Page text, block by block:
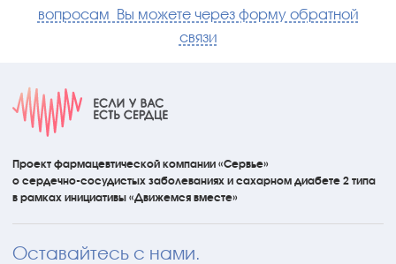
вопросам Вы можете через форму обратной
связи
Проект фармацевтической компании «Сервье»
о сердечно-сосудистых заболеваниях и сахарном диабете 2 типа
в рамках инициативы «Движемся вместе»
Оставайтесь с нами.